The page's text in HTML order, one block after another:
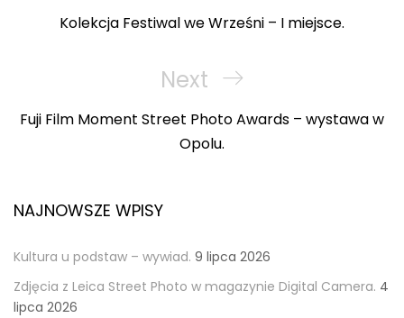
Post
Kolekcja Festiwal we Wrześni – I miejsce.
Next
Post
Next
Fuji Film Moment Street Photo Awards – wystawa w
Opolu.
NAJNOWSZE WPISY
Kultura u podstaw – wywiad. 9 lipca 2026
Zdjęcia z Leica Street Photo w magazynie Digital Camera. 4
lipca 2026